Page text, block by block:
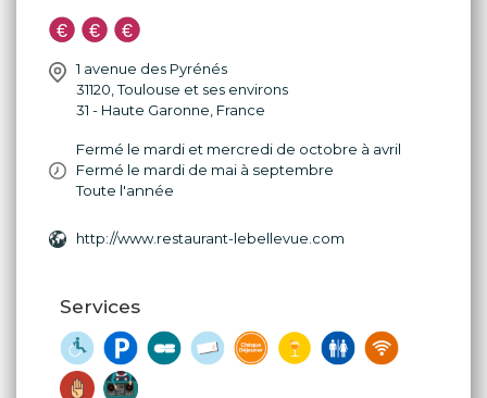
1 avenue des Pyrénés
31120,Toulouse et ses environs
31 - Haute Garonne, France
Fermé le mardi et mercredi de octobre à avril
Fermé le mardi de mai à septembre
Toute l'année
http://www.restaurant-lebellevue.com
Services